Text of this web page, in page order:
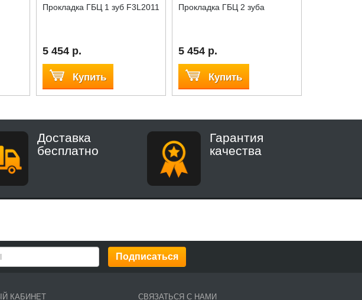
Прокладка ГБЦ 1 зуб F3L2011
5 454 р.
Купить
Прокладка ГБЦ 2 зуба
5 454 р.
Купить
Доставка
бесплатно
Гарантия
качества
КАБИНЕТ СВЯЗАТЬСЯ С НАМИ